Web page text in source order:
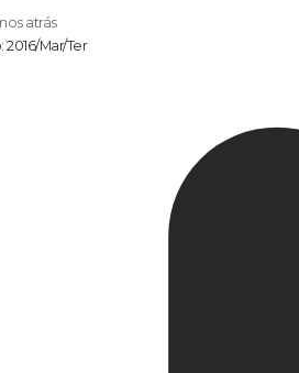
Mar/Ter
atrás